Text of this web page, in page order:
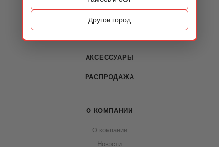
Другой город
ОБУВЬ
СУМКИ
АКСЕССУАРЫ
РАСПРОДАЖА
О КОМПАНИИ
О компании
Новости